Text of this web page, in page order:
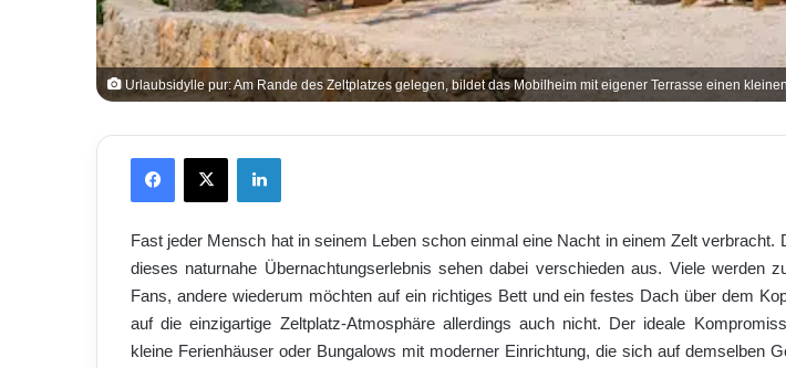
Urlaubsidylle pur: Am Rande des Zeltplatzes gelegen, bildet das Mobilheim mit eigener Terrasse einen
X
Fast jeder Mensch hat in seinem Leben schon einmal eine Nacht in einem Zelt verbracht.
dieses naturnahe Übernachtungserlebnis sehen dabei verschieden aus. Viele werden
Fans, andere wiederum möchten auf ein richtiges Bett und ein festes Dach über dem
auf die einzigartige Zeltplatz-Atmosphäre allerdings auch nicht. Der ideale
kleine Ferienhäuser oder Bungalows mit moderner Einrichtung, die sich auf demselben